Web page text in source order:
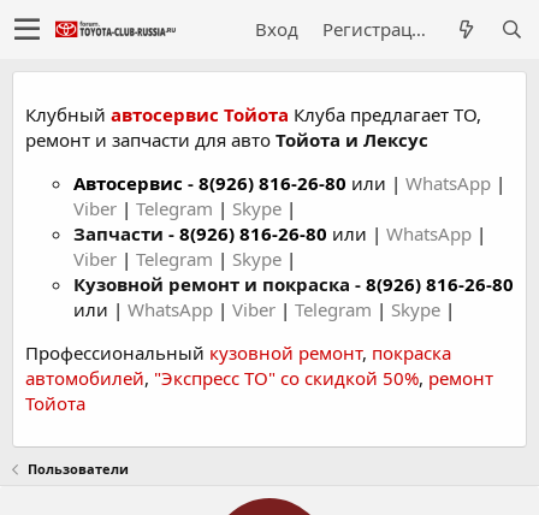
Вход Регистрация
Клубный автосервис Тойота Клуба предлагает ТО,
ремонт и запчасти для авто Тойота и Лексус
Автосервис - 8(926) 816-26-80 или | WhatsApp |
Viber | Telegram | Skype |
Запчасти - 8(926) 816-26-80 или | WhatsApp |
Viber | Telegram | Skype |
Кузовной ремонт и покраска - 8(926) 816-26-80
или | WhatsApp | Viber | Telegram | Skype |
Профессиональный кузовной ремонт, покраска
автомобилей, "Экспресс ТО" со скидкой 50%, ремонт
Тойота
Пользователи